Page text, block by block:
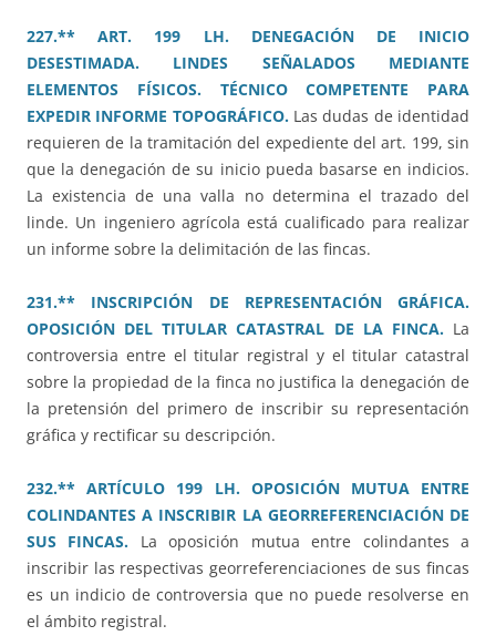
227.** ART. 199 LH. DENEGACIÓN DE INICIO
DESESTIMADA. LINDES SEÑALADOS MEDIANTE
ELEMENTOS FÍSICOS. TÉCNICO COMPETENTE PARA
EXPEDIR INFORME TOPOGRÁFICO. Las dudas de identidad
requieren de la tramitación del expediente del art. 199, sin
que la denegación de su inicio pueda basarse en indicios.
La existencia de una valla no determina el trazado del
linde. Un ingeniero agrícola está cualificado para realizar
un informe sobre la delimitación de las fincas.
231.** INSCRIPCIÓN DE REPRESENTACIÓN GRÁFICA.
OPOSICIÓN DEL TITULAR CATASTRAL DE LA FINCA. La
controversia entre el titular registral y el titular catastral
sobre la propiedad de la finca no justifica la denegación de
la pretensión del primero de inscribir su representación
gráfica y rectificar su descripción.
232.** ARTÍCULO 199 LH. OPOSICIÓN MUTUA ENTRE
COLINDANTES A INSCRIBIR LA GEORREFERENCIACIÓN DE
SUS FINCAS. La oposición mutua entre colindantes a
inscribir las respectivas georreferenciaciones de sus fincas
es un indicio de controversia que no puede resolverse en
el ámbito registral.